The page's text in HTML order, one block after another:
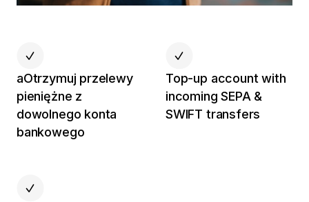
aOtrzymuj przelewy
pieniężne z
dowolnego konta
bankowego
Top-up account with
incoming SEPA &
SWIFT transfers